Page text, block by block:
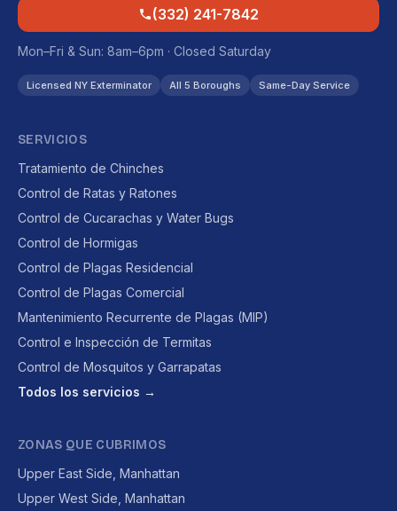
(332) 241-7842
Mon–Fri & Sun: 8am–6pm · Closed Saturday
Licensed NY Exterminator All 5 Boroughs Same-Day Service
SERVICIOS
Tratamiento de Chinches
Control de Ratas y Ratones
Control de Cucarachas y Water Bugs
Control de Hormigas
Control de Plagas Residencial
Control de Plagas Comercial
Mantenimiento Recurrente de Plagas (MIP)
Control e Inspección de Termitas
Control de Mosquitos y Garrapatas
Todos los servicios →
ZONAS QUE CUBRIMOS
Upper East Side, Manhattan
Upper West Side, Manhattan